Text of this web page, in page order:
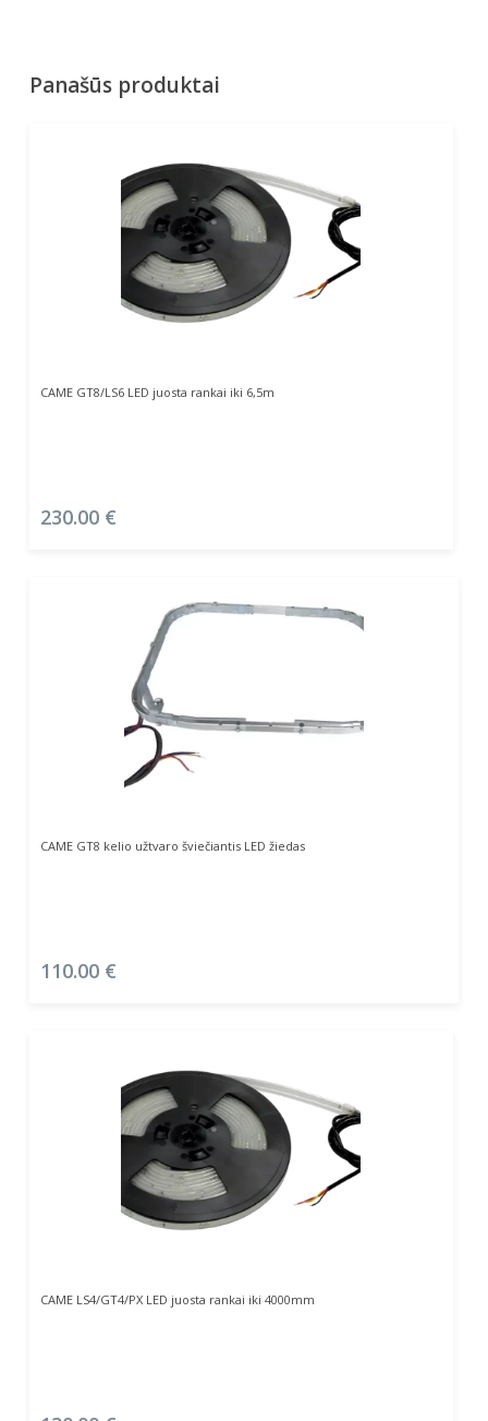
Panašūs produktai
Į Krepšelį
CAME GT8/LS6 LED juosta rankai iki 6,5m
230.00 €
Į Krepšelį
CAME GT8 kelio užtvaro šviečiantis LED žiedas
110.00 €
Į Krepšelį
CAME LS4/GT4/PX LED juosta rankai iki 4000mm